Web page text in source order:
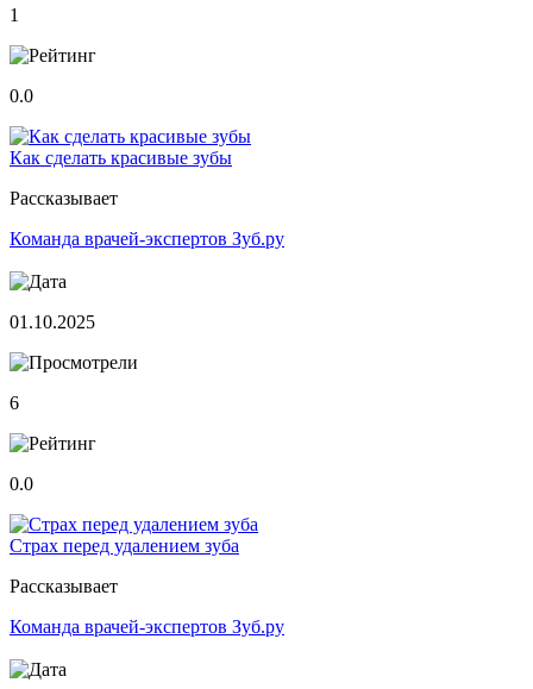
1
0.0
Как сделать красивые зубы
Рассказывает
Команда врачей-экспертов Зуб.ру
01.10.2025
6
0.0
Страх перед удалением зуба
Рассказывает
Команда врачей-экспертов Зуб.ру